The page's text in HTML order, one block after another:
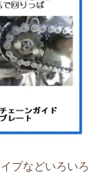
プなどいろいろ